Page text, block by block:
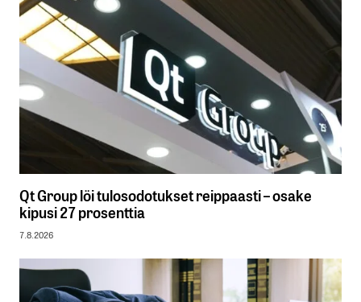
Qt Group löi tulosodotukset reippaasti – osake
kipusi 27 prosenttia
7.8.2026